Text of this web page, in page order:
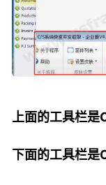
上面的工具栏
下面的工具栏